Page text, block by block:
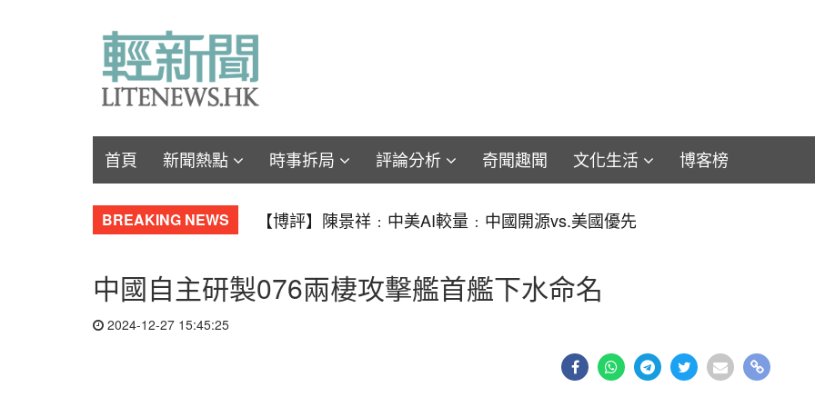
首頁 新聞熱點 時事拆局 評論分析 奇聞趣聞 文化生活 博客榜
BREAKING NEWS 【軍事博評】William：維珍尼亞BLK V劃歸巡航導彈核潛艇 美軍重訂艦種為
中國自主研製076兩棲攻擊艦首艦下水命名
2024-12-27 15:45:25